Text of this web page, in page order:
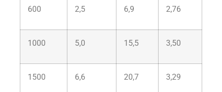
600 2,5 6,9 2,76
1000 5,0 15,5 3,50
1500 6,6 20,7 3,29